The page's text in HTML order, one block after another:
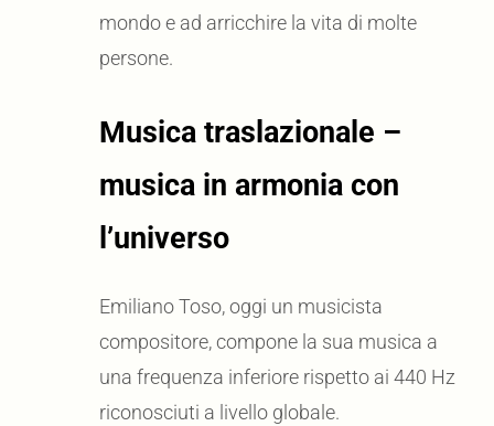
mondo e ad arricchire la vita di molte
persone.
Musica traslazionale –
musica in armonia con
l’universo
Emiliano Toso, oggi un musicista
compositore, compone la sua musica a
una frequenza inferiore rispetto ai 440 Hz
riconosciuti a livello globale.